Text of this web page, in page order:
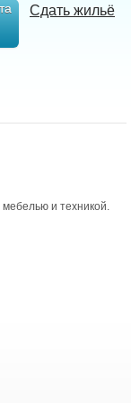
Сдать жильё
и техникой.